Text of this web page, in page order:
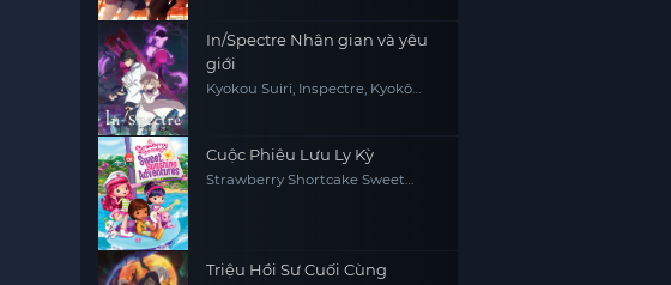
In/Spectre Nhân gian và yêu
giới
Kyokou Suiri, Inspectre, Kyokō
Cuộc Phiêu Lưu Ly Kỳ
Strawberry Shortcake Sweet
Triệu Hồi Sư Cuối Cùng